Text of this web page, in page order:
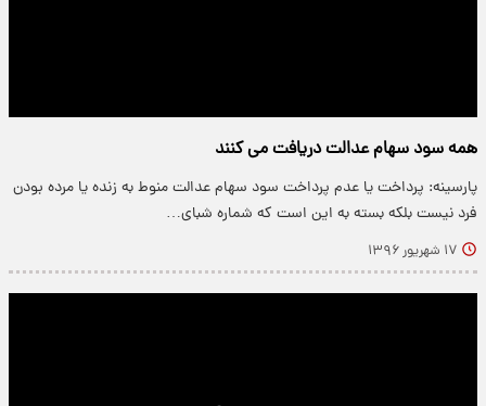
همه سود سهام عدالت دریافت می کنند
پارسینه: پرداخت یا عدم پرداخت سود سهام عدالت منوط به زنده یا مرده بودن
فرد نیست بلکه بسته به این است که شماره شبای…
۱۷ شهریور ۱۳۹۶